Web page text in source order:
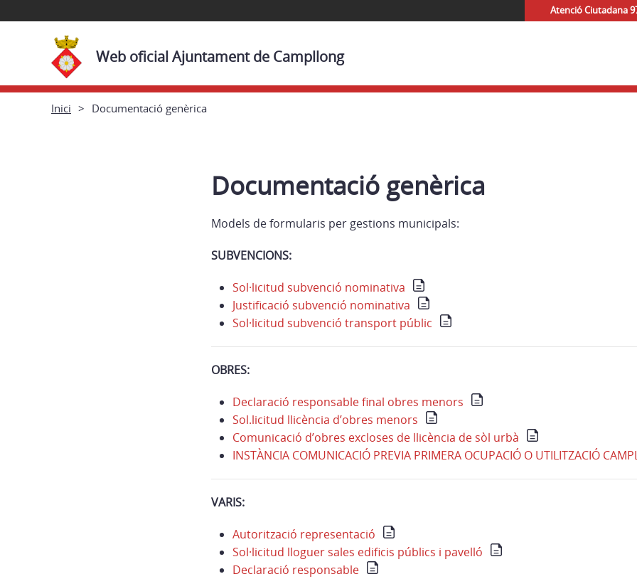
Atenció Ciutadana
Web oficial Ajuntament de Campllong
Inici Documentació genèrica
Documentació genèrica
Models de formularis per gestions municipals:
SUBVENCIONS:
Sol·licitud subvenció nominativa
Justificació subvenció nominativa
Sol·licitud subvenció transport públic
OBRES:
Declaració responsable final obres menors
Sol.licitud llicència d’obres menors
Comunicació d’obres excloses de llicència de sòl urbà
INSTÀNCIA COMUNICACIÓ PREVIA PRIMERA OCUPACIÓ O UTILITZACIÓ
VARIS:
Autorització representació
Sol·licitud lloguer sales edificis públics i pavelló
Declaració responsable